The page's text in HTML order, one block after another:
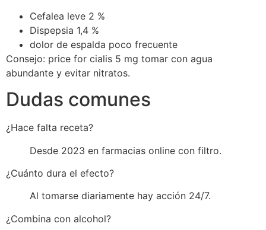
Cefalea leve 2 %
Dispepsia 1,4 %
dolor de espalda poco frecuente
Consejo: price for cialis 5 mg tomar con agua
abundante y evitar nitratos.
Dudas comunes
¿Hace falta receta?
Desde 2023 en farmacias online con filtro.
¿Cuánto dura el efecto?
Al tomarse diariamente hay acción 24/7.
¿Combina con alcohol?